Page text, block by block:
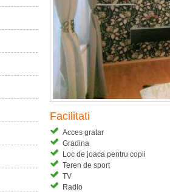
Facilitati
Acces gratar
Gradina
Loc de joaca pentru copii
Teren de sport
TV
Radio